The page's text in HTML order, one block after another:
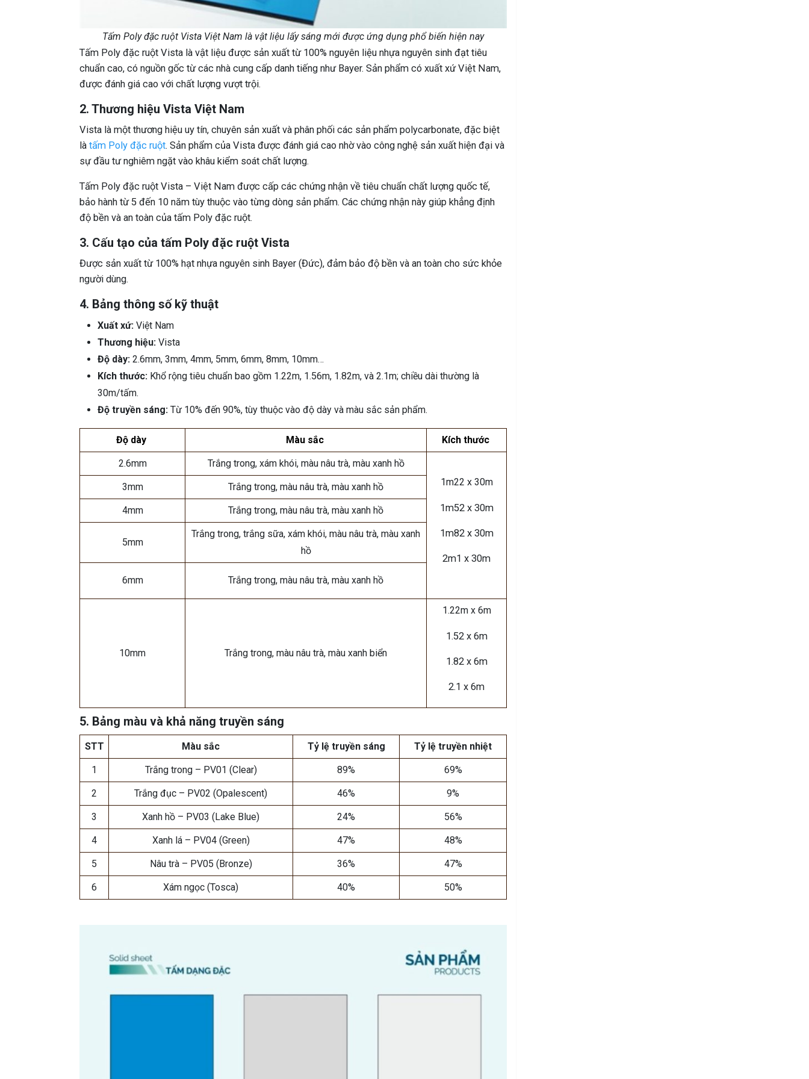
Tấm Poly đặc ruột Vista Việt Nam là vật liệu lấy sáng mới được ứng dụng phổ biến hiện nay
Tấm Poly đặc ruột Vista là vật liệu được sản xuất từ 100% nguyên liệu nhựa nguyên sinh đạt tiêu
chuẩn cao, có nguồn gốc từ các nhà cung cấp danh tiếng như Bayer. Sản phẩm có xuất xứ Việt Nam,
được đánh giá cao với chất lượng vượt trội.
2. Thương hiệu Vista Việt Nam
Vista là một thương hiệu uy tín, chuyên sản xuất và phân phối các sản phẩm polycarbonate, đặc biệt
là tấm Poly đặc ruột. Sản phẩm của Vista được đánh giá cao nhờ vào công nghệ sản xuất hiện đại và
sự đầu tư nghiêm ngặt vào khâu kiểm soát chất lượng.
Tấm Poly đặc ruột Vista – Việt Nam được cấp các chứng nhận về tiêu chuẩn chất lượng quốc tế,
bảo hành từ 5 đến 10 năm tùy thuộc vào từng dòng sản phẩm. Các chứng nhận này giúp khẳng định
độ bền và an toàn của tấm Poly đặc ruột.
3. Cấu tạo của tấm Poly đặc ruột Vista
Được sản xuất từ 100% hạt nhựa nguyên sinh Bayer (Đức), đảm bảo độ bền và an toàn cho sức khỏe
người dùng.
4. Bảng thông số kỹ thuật
Xuất xứ: Việt Nam
Thương hiệu: Vista
Độ dày: 2.6mm, 3mm, 4mm, 5mm, 6mm, 8mm, 10mm…
Kích thước: Khổ rộng tiêu chuẩn bao gồm 1.22m, 1.56m, 1.82m, và 2.1m; chiều dài thường là
30m/tấm.
Độ truyền sáng: Từ 10% đến 90%, tùy thuộc vào độ dày và màu sắc sản phẩm.
Độ dày Màu sắc Kích thước
2.6mm
Trắng trong, xám khói, màu nâu trà, màu xanh hồ
1m22 x 30m
1m52 x 30m
1m82 x 30m
2m1 x 30m
3mm Trắng trong, màu nâu trà, màu xanh hồ
4mm Trắng trong, màu nâu trà, màu xanh hồ
5mm
Trắng trong, trắng sữa, xám khói, màu nâu trà, màu xanh
hồ
6mm Trắng trong, màu nâu trà, màu xanh hồ
10mm Trắng trong, màu nâu trà, màu xanh biển
1.22m x 6m
1.52 x 6m
1.82 x 6m
2.1 x 6m
5. Bảng màu và khả năng truyền sáng
STT Màu sắc Tỷ lệ truyền sáng Tỷ lệ truyền nhiệt
1 Trắng trong – PV01 (Clear) 89% 69%
2 Trắng đục – PV02 (Opalescent) 46% 9%
3 Xanh hồ – PV03 (Lake Blue) 24% 56%
4 Xanh lá – PV04 (Green) 47% 48%
5 Nâu trà – PV05 (Bronze) 36% 47%
6 Xám ngọc (Tosca) 40% 50%